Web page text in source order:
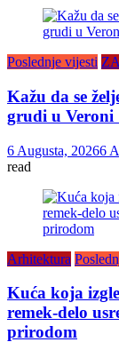
Poslednje vijesti
Kažu da se
grudi u Veroni
6 Augusta, 20266
read
Arhitektura
Kuća koja
remek-delo
prirodom